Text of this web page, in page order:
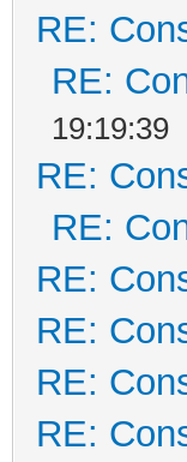
RE:
RE:
19:19:39
RE:
RE:
RE:
RE:
RE:
RE: